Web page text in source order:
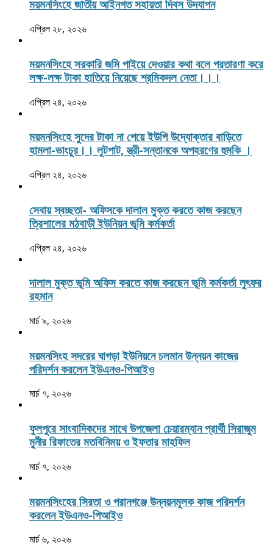
ময়মনসিংহে জাতীয় আইনগত সহায়তা দিবস উদযাপন
এপ্রিল ২৮, ২০২৬
ময়মনসিংহে সরকারি জমি পাইয়ে দেওয়ার কথা বলে প্রতারণা করে
লক্ষ-লক্ষ টাকা হাতিয়ে নিয়েছে শ্রমিকদল নেতা।।।
এপ্রিল ২৪, ২০২৬
ময়মনসিংহে সুদের টাকা না পেয়ে ইউপি উদ্যোক্তার বাড়িতে
হামলা-ভাংচুর।। লুটপাট, স্ত্রী‌-সন্তানকে অপহরণের হুমকি ।
এপ্রিল ২৪, ২০২৬
সেবায় স্বচ্ছতা- অফিসকে দালাল মুক্ত করতে কাজ করছেন
ত্রিশালের মঠবাড়ী ইউনিয়ন ভূমি কর্মকর্তা
এপ্রিল ২৪, ২০২৬
দালাল মুক্ত ভূমি অফিস করতে কাজ করছেন ভূমি কর্মকর্তা লুৎফর
রহমান
মার্চ ৯, ২০২৬
ময়মনসিংহ সদরের ঘাগড়া ইউনিয়নে চলমান উন্নয়ন কাজের
পরিদর্শন করলেন ইউএনও-পিআইও
মার্চ ৭, ২০২৬
ফুলপুরে সাংবাদিকদের সাথে উপজেলা চেয়ারম্যান প্রার্থী সিরাজুম
মুনীর রিফাতের মতবিনিময় ও ইফতার মাহফিল
মার্চ ৭, ২০২৬
ময়মনসিংহের সিরতা ও পরানগঞ্জে উন্নয়নমূলক কাজ পরিদর্শন
করলেন ইউএনও-পিআইও
মার্চ ৬, ২০২৬